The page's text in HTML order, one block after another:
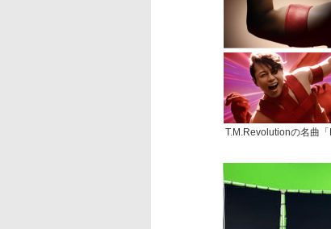
T.M.Revolutionの名曲